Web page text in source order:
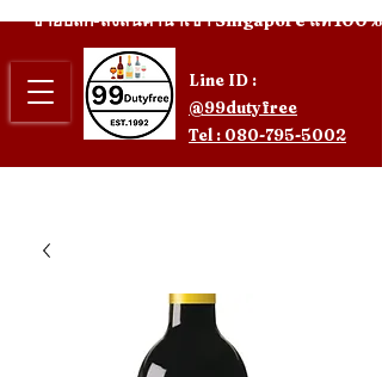
Line ID :
@99dutyfree
Tel : 080-795-5002
ขายปลีก-ส่งสินค้านำเข้า Singapore แท้ 100%